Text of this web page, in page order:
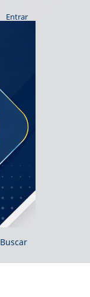
Buscar
Entrar